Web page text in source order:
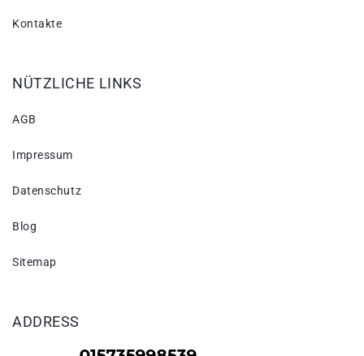
Kontakte
NÜTZLICHE LINKS
AGB
Impressum
Datenschutz
Blog
Sitemap
ADDRESS